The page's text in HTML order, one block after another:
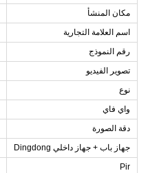
مكان المنشأ
اسم العلامة التجارية
رقم النموذج
تصوير الفيديو
نوع
واي فاي
دقة الصورة
جهاز باب + جهاز داخلي Dingdong
Pir